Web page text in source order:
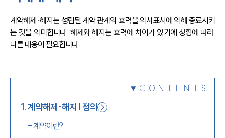
계약해제·해지는 성립된 계약 관계의 효력을 의사표시에 의해 종료시키
는 것을 의미합니다. 해제와 해지는 효력에 차이가 있기에 상황에 따라
다른 대응이 필요합니다.
CONTENTS
1.계약해제·해지 | 정의
-계약이란?